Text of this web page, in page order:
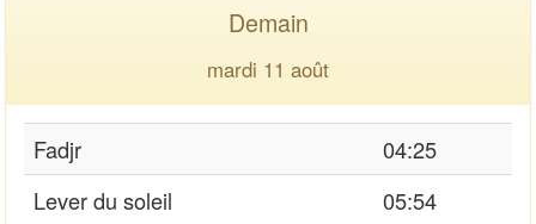
Demain
mardi 11 août
Fadjr
04:25
Lever du soleil
05:54